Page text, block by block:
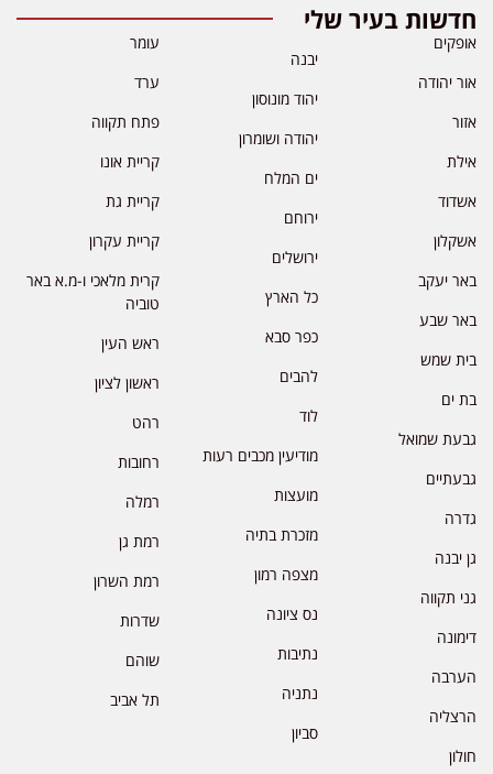
חדשות בעיר שלי
אופקים
אור יהודה
אזור
אילת
אשדוד
אשקלון
באר יעקב
באר שבע
בית שמש
בת ים
גבעת שמואל
גבעתיים
גדרה
גן יבנה
גני תקווה
דימונה
הערבה
הרצליה
חולון
יבנה
יהוד מונוסון
יהודה ושומרון
ים המלח
ירוחם
ירושלים
כל הארץ
כפר סבא
להבים
לוד
מודיעין מכבים רעות
מועצות
מזכרת בתיה
מצפה רמון
נס ציונה
נתיבות
נתניה
סביון
עומר
ערד
פתח תקווה
קריית אונו
קריית גת
קריית עקרון
קרית מלאכי ו-מ.א באר
טוביה
ראש העין
ראשון לציון
רהט
רחובות
רמלה
רמת גן
רמת השרון
שדרות
שוהם
תל אביב